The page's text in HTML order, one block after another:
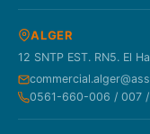
ALGER
12 SNTP EST. RN5. El
0561-660-006 / 007